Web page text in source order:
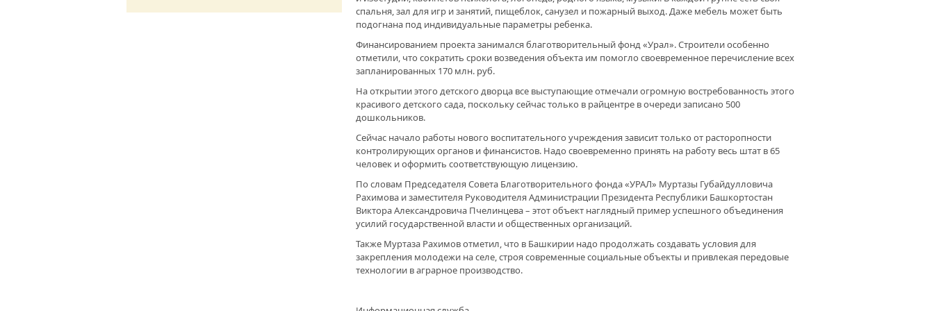
ОБРАЗОВАНИЯ ПОГРАНИЧНЫХ ВОЙСК
РОССИИ
спальня, зал для игр и занятий, пищеблок, санузел и пожарный выход. Даже мебель может быть
подогнана под индивидуальные параметры ребенка.
Финансированием проекта занимался благотворительный фонд «Урал». Строители особенно
отметили, что сократить сроки возведения объекта им помогло своевременное перечисление всех
запланированных 170 млн. руб.
На открытии этого детского дворца все выступающие отмечали огромную востребованность этого
красивого детского сада, поскольку сейчас только в райцентре в очереди записано 500
дошкольников.
Сейчас начало работы нового воспитательного учреждения зависит только от расторопности
контролирующих органов и финансистов. Надо своевременно принять на работу весь штат в 65
человек и оформить соответствующую лицензию.
По словам Председателя Совета Благотворительного фонда «УРАЛ» Муртазы Губайдулловича
Рахимова и заместителя Руководителя Администрации Президента Республики Башкортостан
Виктора Александровича Пчелинцева – этот объект наглядный пример успешного объединения
усилий государственной власти и общественных организаций.
Также Муртаза Рахимов отметил, что в Башкирии надо продолжать создавать условия для
закрепления молодежи на селе, строя современные социальные объекты и привлекая передовые
технологии в аграрное производство.